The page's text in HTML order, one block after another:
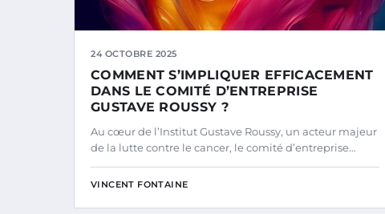
24 OCTOBRE 2025
COMMENT S’IMPLIQUER EFFICACEMENT
DANS LE COMITÉ D’ENTREPRISE
GUSTAVE ROUSSY ?
Au cœur de l’Institut Gustave Roussy, un acteur majeur
de la lutte contre le cancer, le comité d’entreprise…
VINCENT FONTAINE